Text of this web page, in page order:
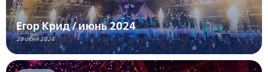
Егор Крид / июнь 2024
28 июня 2024